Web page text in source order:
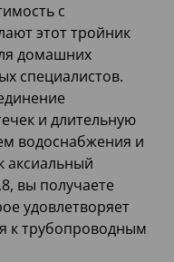
с
этот тройник
домашних
специалистов.
и длительную
водоснабжения и
аксиальный
вы получаете
удовлетворяет
к трубопроводным